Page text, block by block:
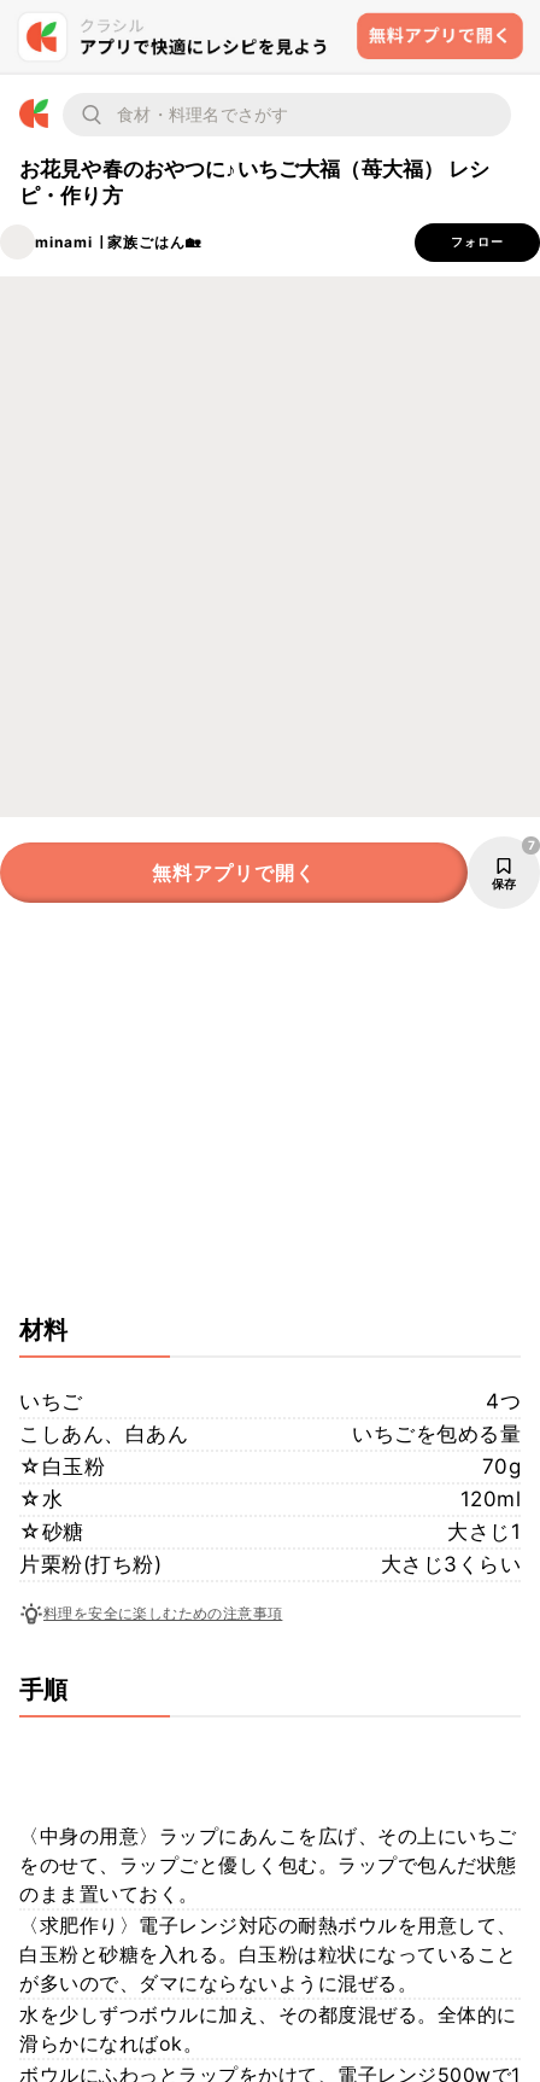
お花見や春のおやつに♪いちご大福（苺大福） レシ
ピ・作り方
minami ∣ 家族ごはん🏡 フォロー
無料アプリで開く 保存
7
材料
いちご
4つ
こしあん、白あん
いちごを包める量
☆白玉粉
70g
☆水
120ml
☆砂糖
大さじ1
片栗粉(打ち粉)
大さじ3くらい
料理を安全に楽しむための注意事項
手順
〈中身の用意〉ラップにあんこを広げ、その上にいちご
をのせて、ラップごと優しく包む。ラップで包んだ状態
のまま置いておく。
〈求肥作り〉電子レンジ対応の耐熱ボウルを用意して、
白玉粉と砂糖を入れる。白玉粉は粒状になっていること
が多いので、ダマにならないように混ぜる。
水を少しずつボウルに加え、その都度混ぜる。全体的に
滑らかになればok。
ボウルにふわっとラップをかけて、電子レンジ500wで1